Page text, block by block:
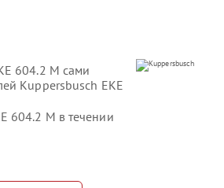
604.2 M сами
Kuppersbusch EKE
604.2 M в течении